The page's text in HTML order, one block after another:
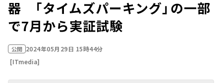
器 「タイムズパーキング」の一部
で7月から実証試験
公開 2024年05月29日 15時44分
[ITmedia]